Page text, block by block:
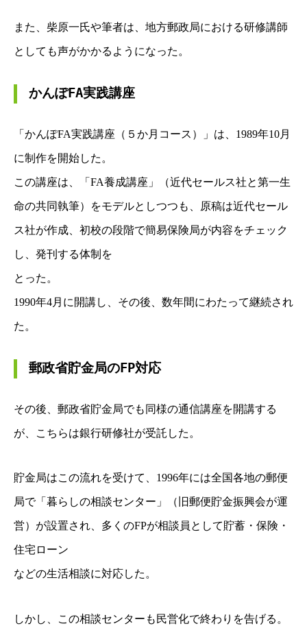
また、柴原一氏や筆者は、地方郵政局における研修講師
としても声がかかるようになった。
かんぽFA実践講座
「かんぽFA実践講座（５か月コース）」は、1989年10月
に制作を開始した。
この講座は、「FA養成講座」（近代セールス社と第一生
命の共同執筆）をモデルとしつつも、 原稿は近代セール
ス社が作成、初校の段階で簡易保険局が内容をチェック
し、発刊する体制を
とった。
1990年4月に開講し、その後、数年間にわたって継続され
た。
郵政省貯金局のFP対応
その後、郵政省貯金局でも同様の通信講座を開講する
が、こちらは銀行研修社が受託した。
貯金局はこの流れを受けて、1996年には全国各地の郵便
局で「暮らしの相談センター」 （旧郵便貯金振興会が運
営）が設置され、多くのFPが相談員として貯蓄・保険・
住宅ローン
などの生活相談に対応した。
しかし、この相談センターも民営化で終わりを告げる。